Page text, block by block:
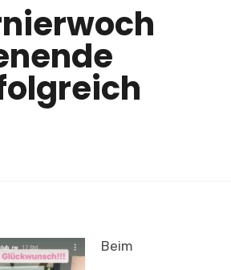
Beim